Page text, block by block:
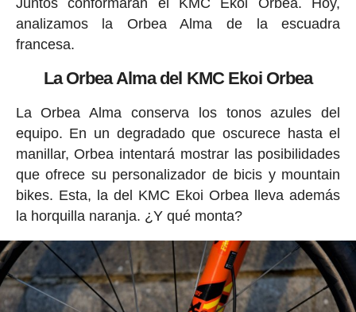
analizamos la Orbea Alma de la escuadra
francesa.
La Orbea Alma del KMC Ekoi Orbea
La Orbea Alma conserva los tonos azules del
equipo. En un degradado que oscurece hasta el
manillar, Orbea intentará mostrar las posibilidades
que ofrece su personalizador de bicis y mountain
bikes. Esta, la del KMC Ekoi Orbea lleva además
la horquilla naranja. ¿Y qué monta?